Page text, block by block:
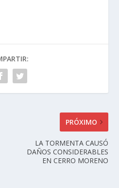
PRÓXIMO
LA TORMENTA CAUSÓ
DAÑOS CONSIDERABLES
EN CERRO MORENO